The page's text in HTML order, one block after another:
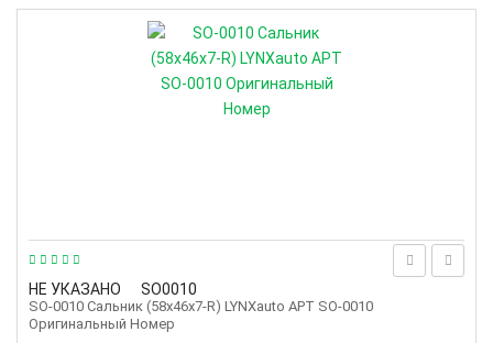
НЕ УКАЗАНО SO0010
SO-0010 Сальник (58x46x7-R) LYNXauto АРТ SO-0010
Оригинальный Номер